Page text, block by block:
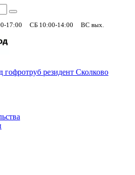
17:00 СБ 10:00-14:00 ВС вых.